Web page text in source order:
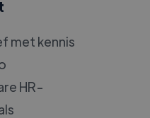
met kennis
HR-